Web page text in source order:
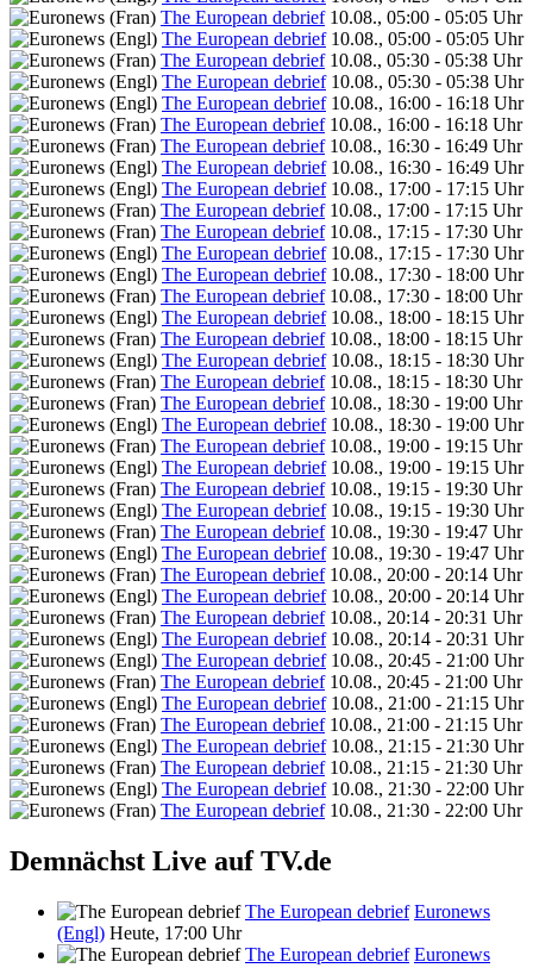
The European debrief 10.08., 05:00 - 05:05 Uhr
The European debrief 10.08., 05:00 - 05:05 Uhr
The European debrief 10.08., 05:30 - 05:38 Uhr
The European debrief 10.08., 05:30 - 05:38 Uhr
The European debrief 10.08., 16:00 - 16:18 Uhr
The European debrief 10.08., 16:00 - 16:18 Uhr
The European debrief 10.08., 16:30 - 16:49 Uhr
The European debrief 10.08., 16:30 - 16:49 Uhr
The European debrief 10.08., 17:00 - 17:15 Uhr
The European debrief 10.08., 17:00 - 17:15 Uhr
The European debrief 10.08., 17:15 - 17:30 Uhr
The European debrief 10.08., 17:15 - 17:30 Uhr
The European debrief 10.08., 17:30 - 18:00 Uhr
The European debrief 10.08., 17:30 - 18:00 Uhr
The European debrief 10.08., 18:00 - 18:15 Uhr
The European debrief 10.08., 18:00 - 18:15 Uhr
The European debrief 10.08., 18:15 - 18:30 Uhr
The European debrief 10.08., 18:15 - 18:30 Uhr
The European debrief 10.08., 18:30 - 19:00 Uhr
The European debrief 10.08., 18:30 - 19:00 Uhr
The European debrief 10.08., 19:00 - 19:15 Uhr
The European debrief 10.08., 19:00 - 19:15 Uhr
The European debrief 10.08., 19:15 - 19:30 Uhr
The European debrief 10.08., 19:15 - 19:30 Uhr
The European debrief 10.08., 19:30 - 19:47 Uhr
The European debrief 10.08., 19:30 - 19:47 Uhr
The European debrief 10.08., 20:00 - 20:14 Uhr
The European debrief 10.08., 20:00 - 20:14 Uhr
The European debrief 10.08., 20:14 - 20:31 Uhr
The European debrief 10.08., 20:14 - 20:31 Uhr
The European debrief 10.08., 20:45 - 21:00 Uhr
The European debrief 10.08., 20:45 - 21:00 Uhr
The European debrief 10.08., 21:00 - 21:15 Uhr
The European debrief 10.08., 21:00 - 21:15 Uhr
The European debrief 10.08., 21:15 - 21:30 Uhr
The European debrief 10.08., 21:15 - 21:30 Uhr
The European debrief 10.08., 21:30 - 22:00 Uhr
The European debrief 10.08., 21:30 - 22:00 Uhr
Demnächst Live auf TV.de
The European debrief Euronews
(Engl) Heute, 17:00 Uhr
The European debrief Euronews